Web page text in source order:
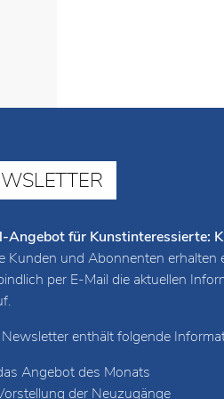
Angebot für Kunstinteressierte:
Kunden und Abonnenten erhalten
per E-Mail die aktuellen
enthält folgende
Angebot des Monats
der Neuzugänge